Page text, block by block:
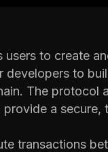
to create
developers to
The protocol
a secure,
transactions